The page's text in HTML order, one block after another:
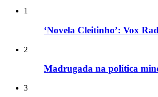
1
‘Novela Cleitinho’: Vox
2
Madrugada na política
3